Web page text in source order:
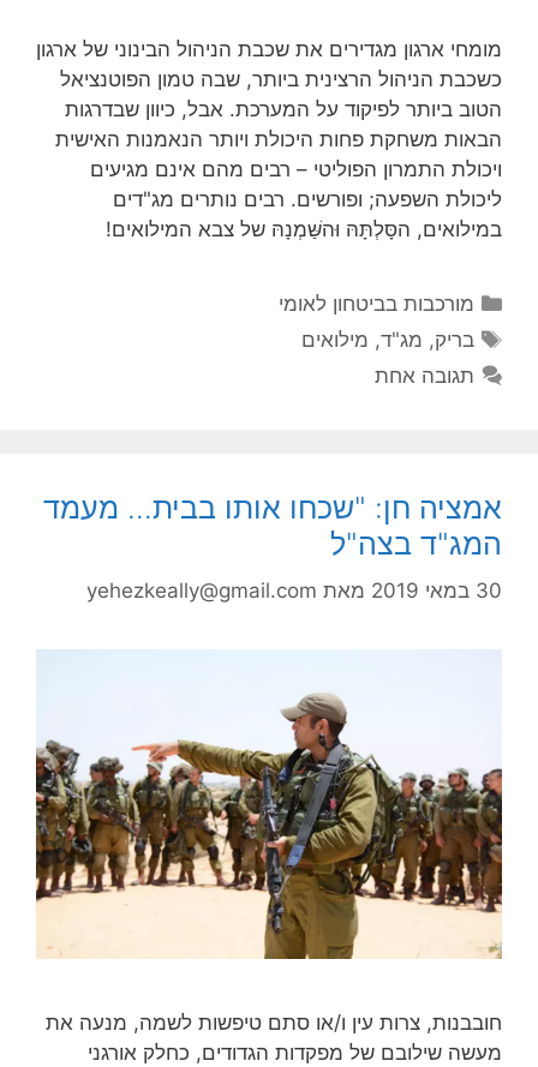
מומחי ארגון מגדירים את שכבת הניהול הבינוני של ארגון
כשכבת הניהול הרצינית ביותר, שבה טמון הפוטנציאל
הטוב ביותר לפיקוד על המערכת. אבל, כיוון שבדרגות
הבאות משחקת פחות היכולת ויותר הנאמנות האישית
ויכולת התמרון הפוליטי – רבים מהם אינם מגיעים
ליכולת השפעה; ופורשים. רבים נותרים מג"דים
במילואים, הסָּלְתָּהּ וּהשַּׁמְנָהּ של צבא המילואים!
קטגוריות
מורכבות בביטחון לאומי
תגיות
בריק, מג"ד, מילואים
תגובה אחת
אמציה חן: "שכחו אותו בבית… מעמד
המג"ד בצה"ל
30 במאי 2019 מאת yehezkeally@gmail.com
חובבנות, צרות עין ו/או סתם טיפשות לשמה, מנעה את
מעשה שילובם של מפקדות הגדודים, כחלק אורגני